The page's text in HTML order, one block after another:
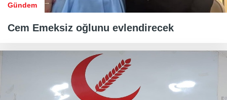
Gündem
Cem Emeksiz oğlunu evlendirecek